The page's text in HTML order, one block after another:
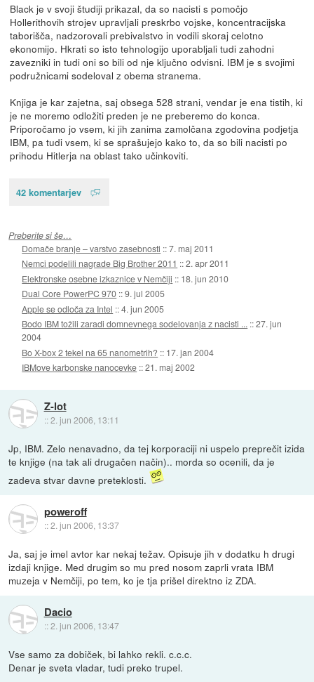
Black je v svoji študiji prikazal, da so nacisti s pomočjo
Hollerithovih strojev upravljali preskrbo vojske, koncentracijska
taborišča, nadzorovali prebivalstvo in vodili skoraj celotno
ekonomijo. Hkrati so isto tehnologijo uporabljali tudi zahodni
zavezniki in tudi oni so bili od nje ključno odvisni. IBM je s svojimi
podružnicami sodeloval z obema stranema.
Knjiga je kar zajetna, saj obsega 528 strani, vendar je ena tistih, ki
je ne moremo odložiti preden je ne preberemo do konca.
Priporočamo jo vsem, ki jih zanima zamolčana zgodovina podjetja
IBM, pa tudi vsem, ki se sprašujejo kako to, da so bili nacisti po
prihodu Hitlerja na oblast tako učinkoviti.
42 komentarjev
Preberite si še…
Domače branje – varstvo zasebnosti ::7. maj 2011
Nemci podelili nagrade Big Brother 2011 ::2. apr 2011
Elektronske osebne izkaznice v Nemčiji :: 18. jun 2010
Dual Core PowerPC 970 ::9. jul 2005
Apple se odloča za Intel ::4. jun 2005
Bodo IBM tožili zaradi domnevnega sodelovanja z nacisti ... ::27. jun
2004
Bo X-box 2 tekel na 65 nanometrih? :: 17. jan 2004
IBMove karbonske nanocevke ::21. maj 2002
Z-lot
::2. jun 2006, 13:11
Jp, IBM. Zelo nenavadno, da tej korporaciji ni uspelo preprečit izida
te knjige (na tak ali drugačen način).. morda so ocenili, da je
zadeva stvar davne preteklosti.
poweroff
::2. jun 2006, 13:37
Ja, saj je imel avtor kar nekaj težav. Opisuje jih v dodatku h drugi
izdaji knjige. Med drugim so mu pred nosom zaprli vrata IBM
muzeja v Nemčiji, po tem, ko je tja prišel direktno iz ZDA.
Dacio
::2. jun 2006, 13:47
Vse samo za dobiček, bi lahko rekli. c.c.c.
Denar je sveta vladar, tudi preko trupel.